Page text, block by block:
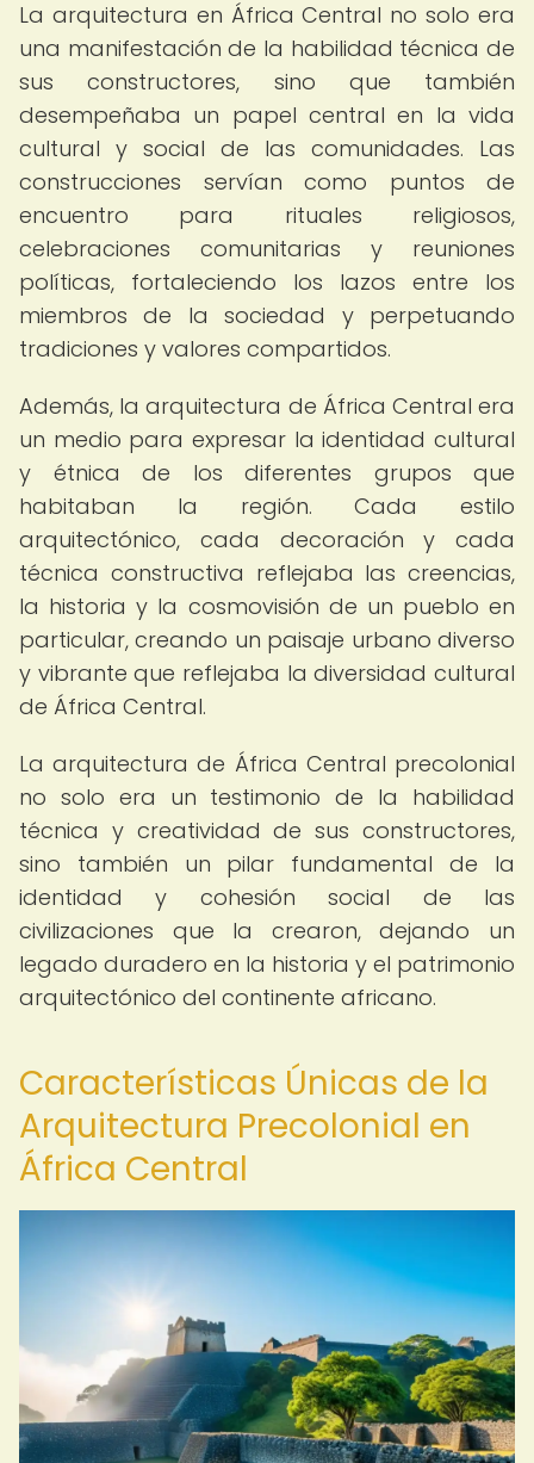
La arquitectura en África Central no solo era
una manifestación de la habilidad técnica de
sus constructores, sino que también
desempeñaba un papel central en la vida
cultural y social de las comunidades. Las
construcciones servían como puntos de
encuentro para rituales religiosos,
celebraciones comunitarias y reuniones
políticas, fortaleciendo los lazos entre los
miembros de la sociedad y perpetuando
tradiciones y valores compartidos.
Además, la arquitectura de África Central era
un medio para expresar la identidad cultural
y étnica de los diferentes grupos que
habitaban la región. Cada estilo
arquitectónico, cada decoración y cada
técnica constructiva reflejaba las creencias,
la historia y la cosmovisión de un pueblo en
particular, creando un paisaje urbano diverso
y vibrante que reflejaba la diversidad cultural
de África Central.
La arquitectura de África Central precolonial
no solo era un testimonio de la habilidad
técnica y creatividad de sus constructores,
sino también un pilar fundamental de la
identidad y cohesión social de las
civilizaciones que la crearon, dejando un
legado duradero en la historia y el patrimonio
arquitectónico del continente africano.
Características Únicas de la
Arquitectura Precolonial en
África Central